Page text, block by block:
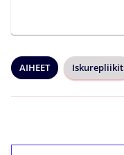
AIHEET Iskurepliikit